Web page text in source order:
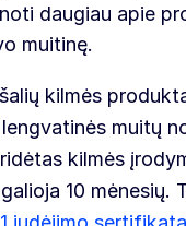
daugiau apie
muitinę.
kilmės
muitų
kilmės
10 mėnesių.